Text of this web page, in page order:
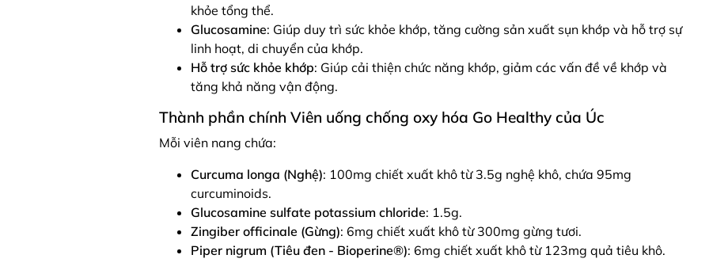
khỏe tổng thể.
Glucosamine: Giúp duy trì sức khỏe khớp, tăng cường sản xuất sụn khớp và hỗ trợ sự
linh hoạt, di chuyển của khớp.
Hỗ trợ sức khỏe khớp: Giúp cải thiện chức năng khớp, giảm các vấn đề về khớp và
tăng khả năng vận động.
Thành phần chính Viên uống chống oxy hóa Go Healthy của Úc
Mỗi viên nang chứa:
Curcuma longa (Nghệ): 100mg chiết xuất khô từ 3.5g nghệ khô, chứa 95mg
curcuminoids.
Glucosamine sulfate potassium chloride: 1.5g.
Zingiber officinale (Gừng): 6mg chiết xuất khô từ 300mg gừng tươi.
Piper nigrum (Tiêu đen - Bioperine®): 6mg chiết xuất khô từ 123mg quả tiêu khô.